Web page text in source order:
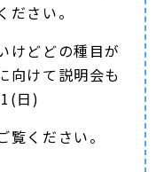
さい。
けどどの種目が
向けて説明会も
日)
覧ください。